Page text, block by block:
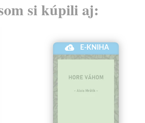
si kúpili aj:
E-KNIHA